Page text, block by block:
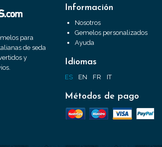
para
de seda
y
Información
Nosotros
Gemelos personalizados
Ayuda
Idiomas
ES EN FR IT
Métodos de pago